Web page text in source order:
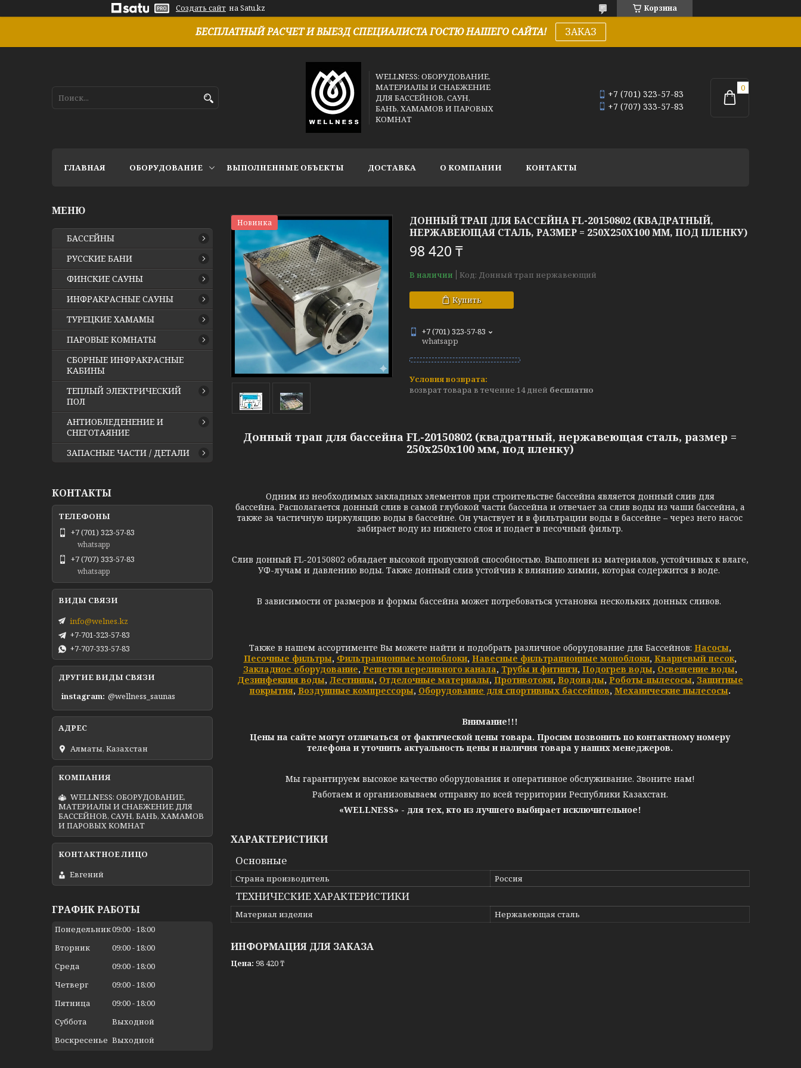
Создать сайт на Satu.kz Корзина
БЕСПЛАТНЫЙ РАСЧЕТ И ВЫЕЗД СПЕЦИАЛИСТА ГОСТЮ НАШЕГО САЙТА! ЗАКАЗ
WELLNESS: ОБОРУДОВАНИЕ,
МАТЕРИАЛЫ И СНАБЖЕНИЕ
ДЛЯ БАССЕЙНОВ, САУН,
БАНЬ, ХАМАМОВ И ПАРОВЫХ
КОМНАТ
+7 (701) 323-57-83
+7 (707) 333-57-83
ГЛАВНАЯ ОБОРУДОВАНИЕ ВЫПОЛНЕННЫЕ ОБЪЕКТЫ ДОСТАВКА О КОМПАНИИ КОНТАКТЫ
Новинка
ДОННЫЙ ТРАП ДЛЯ БАССЕЙНА FL-20150802 (КВАДРАТНЫЙ,
НЕРЖАВЕЮЩАЯ СТАЛЬ, РАЗМЕР = 250Х250X100 ММ, ПОД ПЛЕНКУ)
98 420 ₸
В наличии Код: Донный трап нержавеющий
Купить
+7 (701) 323-57-83
whatsapp
возврат товара в течение 14 дней бесплатно
Донный трап для бассейна FL-20150802 (квадратный, нержавеющая сталь, размер =
250х250x100 мм, под пленку)
Одним из необходимых закладных элементов при строительстве бассейна является донный слив для
бассейна. Располагается донный слив в самой глубокой части бассейна и отвечает за слив воды из чаши бассейна, а
также за частичную циркуляцию воды в бассейне. Он участвует и в фильтрации воды в бассейне – через него насос
забирает воду из нижнего слоя и подает в песочный фильтр.
Слив донный FL-20150802 обладает высокой пропускной способностью. Выполнен из материалов, устойчивых к влаге,
УФ-лучам и давлению воды. Также донный слив устойчив к влиянию химии, которая содержится в воде.
В зависимости от размеров и формы бассейна может потребоваться установка нескольких донных сливов.
Также в нашем ассортименте Вы можете найти и подобрать различное оборудование для Бассейнов: Насосы,
Песочные фильтры, Фильтрационные моноблоки, Навесные фильтрационные моноблоки, Кварцевый песок,
Закладное оборудование, Решетки переливного канала, Трубы и фитинги, Подогрев воды, Освещение воды,
Дезинфекция воды, Лестницы, Отделочные материалы, Противотоки, Водопады, Роботы-пылесосы, Защитные
покрытия, Воздушные компрессоры, Оборудование для спортивных бассейнов, Механические пылесосы.
Внимание!!!
Цены на сайте могут отличаться от фактической цены товара. Просим позвонить по контактному номеру
телефона и уточнить актуальность цены и наличия товара у наших менеджеров.
Мы гарантируем высокое качество оборудования и оперативное обслуживание. Звоните нам!
Работаем и организовываем отправку по всей территории Республики Казахстан.
«WELLNESS» - для тех, кто из лучшего выбирает исключительное!
ХАРАКТЕРИСТИКИ
Основные
Страна производитель Россия
ТЕХНИЧЕСКИЕ ХАРАКТЕРИСТИКИ
Материал изделия Нержавеющая сталь
ИНФОРМАЦИЯ ДЛЯ ЗАКАЗА
Цена: 98 420 ₸
БАССЕЙНЫ
РУССКИЕ БАНИ
ФИНСКИЕ САУНЫ
ИНФРАКРАСНЫЕ САУНЫ
ТУРЕЦКИЕ ХАМАМЫ
ПАРОВЫЕ КОМНАТЫ
СБОРНЫЕ ИНФРАКРАСНЫЕ
КАБИНЫ
ТЕПЛЫЙ ЭЛЕКТРИЧЕСКИЙ
ПОЛ
АНТИОБЛЕДЕНЕНИЕ И
СНЕГОТАЯНИЕ
ЗАПАСНЫЕ ЧАСТИ / ДЕТАЛИ
КОНТАКТЫ
+7 (701) 323-57-83
whatsapp
+7 (707) 333-57-83
whatsapp
info@welnes.kz
+7-701-323-57-83
+7-707-333-57-83
ДРУГИЕ ВИДЫ СВЯЗИ
instagram @wellness_saunas
Алматы, Казахстан
WELLNESS: ОБОРУДОВАНИЕ,
МАТЕРИАЛЫ И СНАБЖЕНИЕ ДЛЯ
БАССЕЙНОВ, САУН, БАНЬ, ХАМАМОВ
И ПАРОВЫХ КОМНАТ
Евгений
ГРАФИК РАБОТЫ
Понедельник09:00 18:00
Вторник
09:00 18:00
Среда
09:00 18:00
Четверг
09:00 18:00
Пятница
09:00 18:00
Суббота
Выходной
Воскресенье Выходной